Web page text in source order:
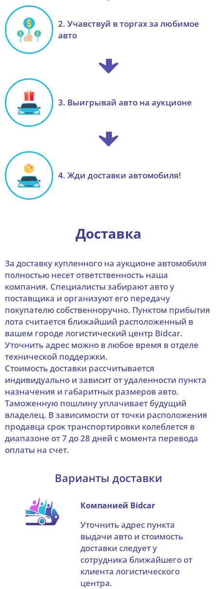
2. Учавствуй в торгах за любимое
авто
3. Выигрывай авто на аукционе
4. Жди доставки автомобиля!
Доставка
За доставку купленного на аукционе автомобиля
полностью несет ответственность наша
компания. Специалисты забирают авто у
поставщика и организуют его передачу
покупателю собственноручно. Пунктом прибытия
лота считается ближайший расположенный в
вашем городе логистический центр Bidcar.
Уточнить адрес можно в любое время в отделе
технической поддержки.
Стоимость доставки рассчитывается
индивидуально и зависит от удаленности пункта
назначения и габаритных размеров авто.
Таможенную пошлину уплачивает будущий
владелец. В зависимости от точки расположения
продавца срок транспортировки колеблется в
диапазоне от 7 до 28 дней с момента перевода
оплаты на счет.
Варианты доставки
Компанией Bidcar
Уточнить адрес пункта
выдачи авто и стоимость
доставки следует у
сотрудника ближайшего от
клиента логистического
центра.